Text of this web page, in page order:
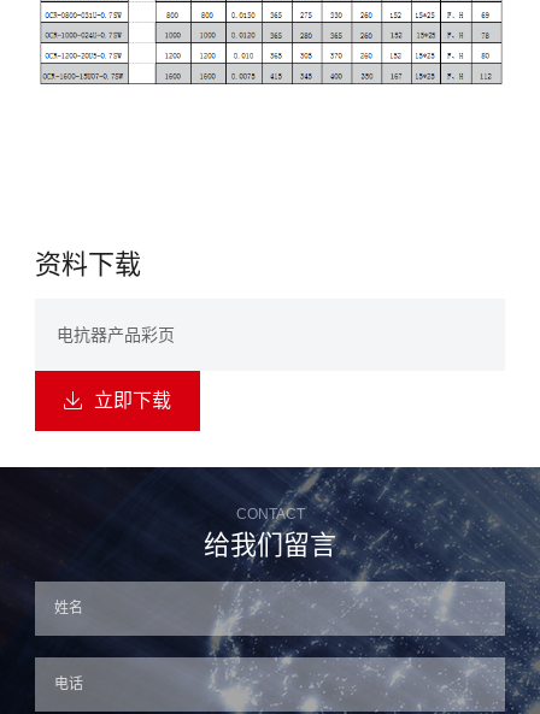
资料下载
电抗器产品彩页
 立即下载
CONTACT
给我们留言